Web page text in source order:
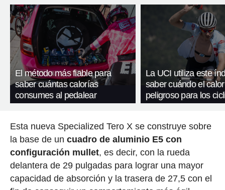
El método más fiable para
saber cuántas calorías
consumes al pedalear
La UCI utiliza este
saber cuándo el
peligroso para los
Esta nueva Specialized Tero X se construye sobre
la base de un cuadro de aluminio E5 con
configuración mullet, es decir, con la rueda
delantera de 29 pulgadas para lograr una mayor
capacidad de absorción y la trasera de 27,5 con el